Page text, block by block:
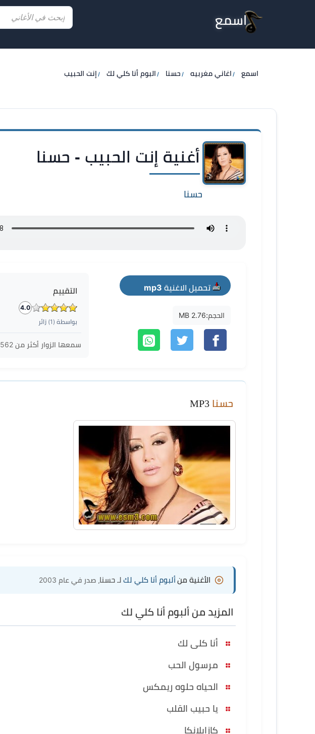
اسمع
اسمع اغاني مغربيه حسنا البوم أنا كلي لك إنت الحبيب
أغنية إنت الحبيب - حسنا
حسنا
تحميل الاغنية mp3
الحجم:2.76 MB
التقييم
4.0
بواسطة ( 1) زائر
سمعها الزوار أكثر من562
حسنا
الأغنية منألبوم أنا كلي لك لـ حسنا ، صدر في عام 2003
المزيد من ألبوم أنا كلي لك
أنا كلى لك
مرسول الحب
الحياه حلوه ريمكس
يا حبيب القلب
كازابلانكا